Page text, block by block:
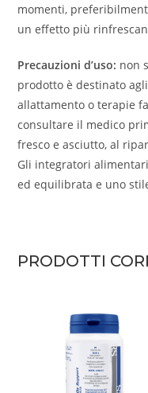
momenti,
un effetto più
Precauzioni d’uso: non
prodotto è destinato
allattamento o terapie
consultare il medico
fresco e asciutto, al
Gli integratori
ed equilibrata e uno
PRODOTTI